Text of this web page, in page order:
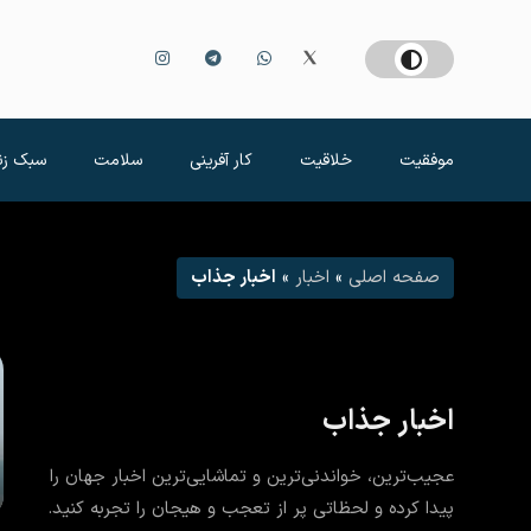
موفقیت خلاقیت کار آفرینی سلامت سبک
صفحه اصلی » اخبار » اخبار جذاب
اخبار جذاب
عجیب‌ترین، خواندنی‌ترین و تماشایی‌ترین اخبار جهان را
پیدا کرده و لحظاتی پر از تعجب و هیجان را تجربه کنید.